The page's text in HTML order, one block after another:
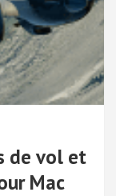
de vol et
Mac